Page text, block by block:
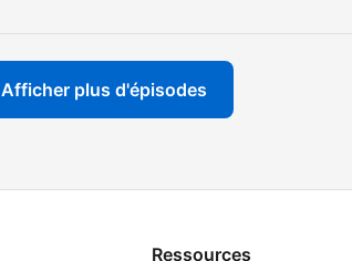
Afficher plus d'épisodes
Ressources